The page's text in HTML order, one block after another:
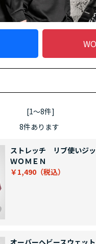
[1～8件]
8件あります
ストレッチ リブ使いジ
ＷＯＭＥＮ
￥1,490
オーバーヘビースウェッ